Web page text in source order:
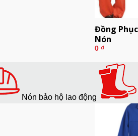
Đồng
Nón
0 ₫
Nón bảo hộ lao động